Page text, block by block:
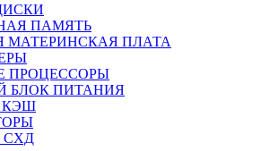
ПАМЯТЬ
МАТЕРИНСКАЯ ПЛАТА
ПРОЦЕССОРЫ
БЛОК ПИТАНИЯ
КЭШ
СХД